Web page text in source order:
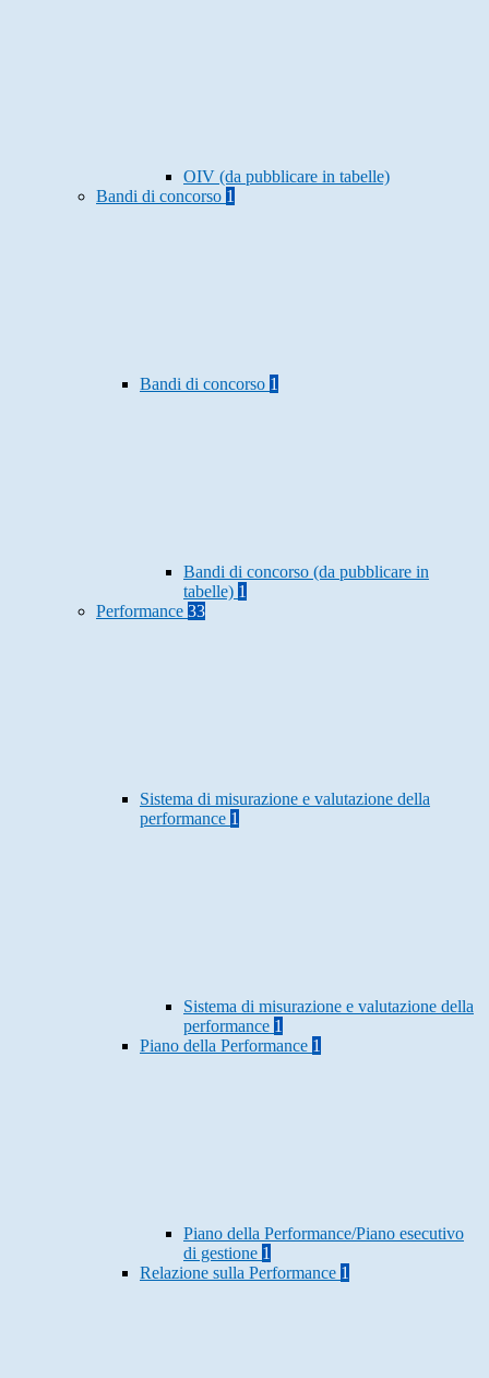
OIV (da pubblicare in tabelle)
Bandi di concorso 1
Bandi di concorso 1
Bandi di concorso (da pubblicare in
tabelle) 1
Performance 33
Sistema di misurazione e valutazione della
performance 1
Sistema di misurazione e valutazione della
performance 1
Piano della Performance 1
Piano della Performance/Piano esecutivo
di gestione 1
Relazione sulla Performance 1